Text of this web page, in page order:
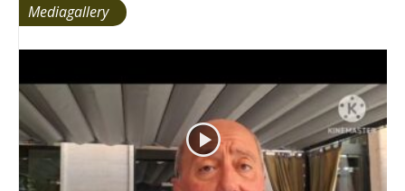
Mediagallery